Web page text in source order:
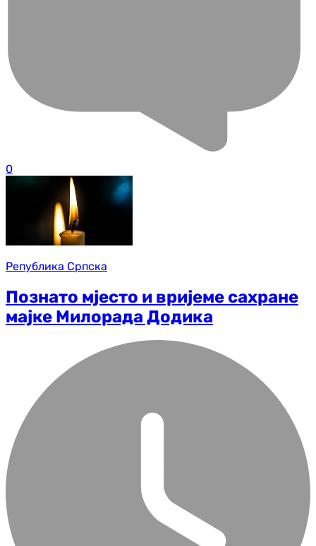
0
Република Српска
Познато мјесто и вријеме сахране
мајке Милорада Додика